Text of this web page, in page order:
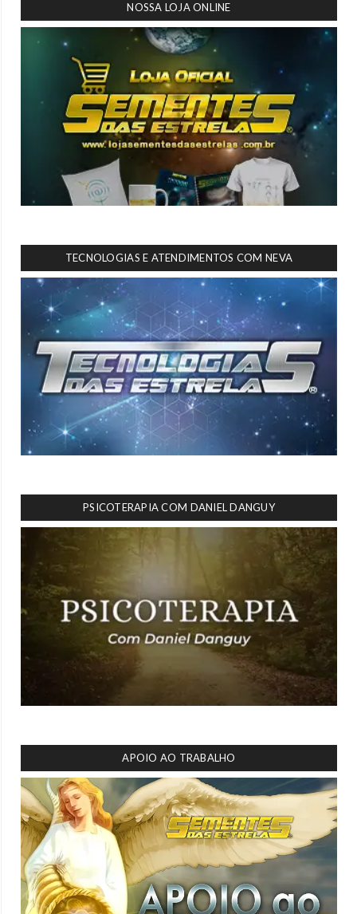
NOSSA LOJA ONLINE
TECNOLOGIAS E ATENDIMENTOS COM NEVA
PSICOTERAPIA COM DANIEL DANGUY
APOIO AO TRABALHO